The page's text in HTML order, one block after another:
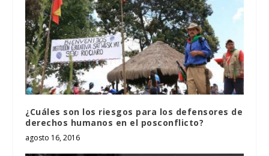
¿Cuáles son los riesgos para los defensores de
derechos humanos en el posconflicto?
agosto 16, 2016